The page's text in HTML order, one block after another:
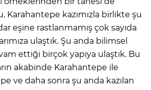
Karahantepe kazımızla birlikte şu
eşine rastlanmamış çok sayıda
ulaştık. Şu anda bilimsel
ettiği birçok yapıya ulaştık. Bu
akabinde Karahantepe ile
ve daha sonra şu anda kazılan